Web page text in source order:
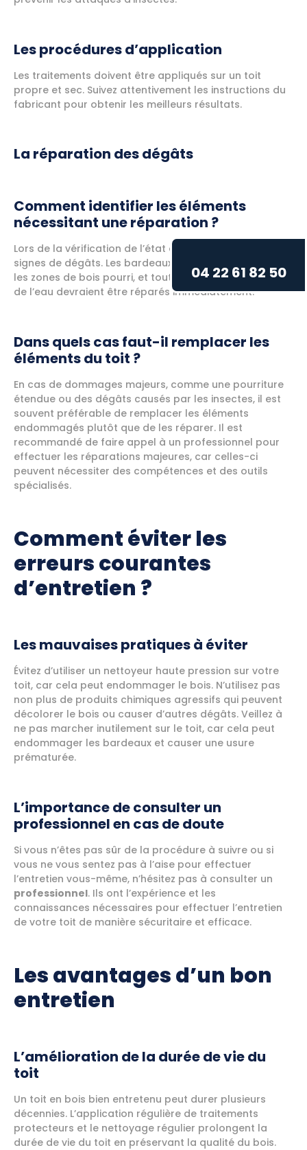
Les procédures d’application
Les traitements doivent être appliqués sur un toit
propre et sec. Suivez attentivement les instructions du
fabricant pour obtenir les meilleurs résultats.
La réparation des dégâts
Comment identifier les éléments
nécessitant une réparation ?
Lors de la vérification de l’état du toit, notez tous les
signes de dégâts. Les bardeaux fendus ou arrachés,
les zones de bois pourri, et tout signe de pénétration
de l’eau devraient être réparés immédiatement.
Dans quels cas faut-il remplacer les
éléments du toit ?
En cas de dommages majeurs, comme une pourriture
étendue ou des dégâts causés par les insectes, il est
souvent préférable de remplacer les éléments
endommagés plutôt que de les réparer. Il est
recommandé de faire appel à un professionnel pour
effectuer les réparations majeures, car celles-ci
peuvent nécessiter des compétences et des outils
spécialisés.
Comment éviter les
erreurs courantes
d’entretien ?
Les mauvaises pratiques à éviter
Évitez d’utiliser un nettoyeur haute pression sur votre
toit, car cela peut endommager le bois. N’utilisez pas
non plus de produits chimiques agressifs qui peuvent
décolorer le bois ou causer d’autres dégâts. Veillez à
ne pas marcher inutilement sur le toit, car cela peut
endommager les bardeaux et causer une usure
prématurée.
L’importance de consulter un
professionnel en cas de doute
Si vous n’êtes pas sûr de la procédure à suivre ou si
vous ne vous sentez pas à l’aise pour effectuer
l’entretien vous-même, n’hésitez pas à consulter un
professionnel. Ils ont l’expérience et les
connaissances nécessaires pour effectuer l’entretien
de votre toit de manière sécuritaire et efficace.
Les avantages d’un bon
entretien
L’amélioration de la durée de vie du
toit
Un toit en bois bien entretenu peut durer plusieurs
décennies. L’application régulière de traitements
protecteurs et le nettoyage régulier prolongent la
durée de vie du toit en préservant la qualité du bois.
04 22 61 82 50